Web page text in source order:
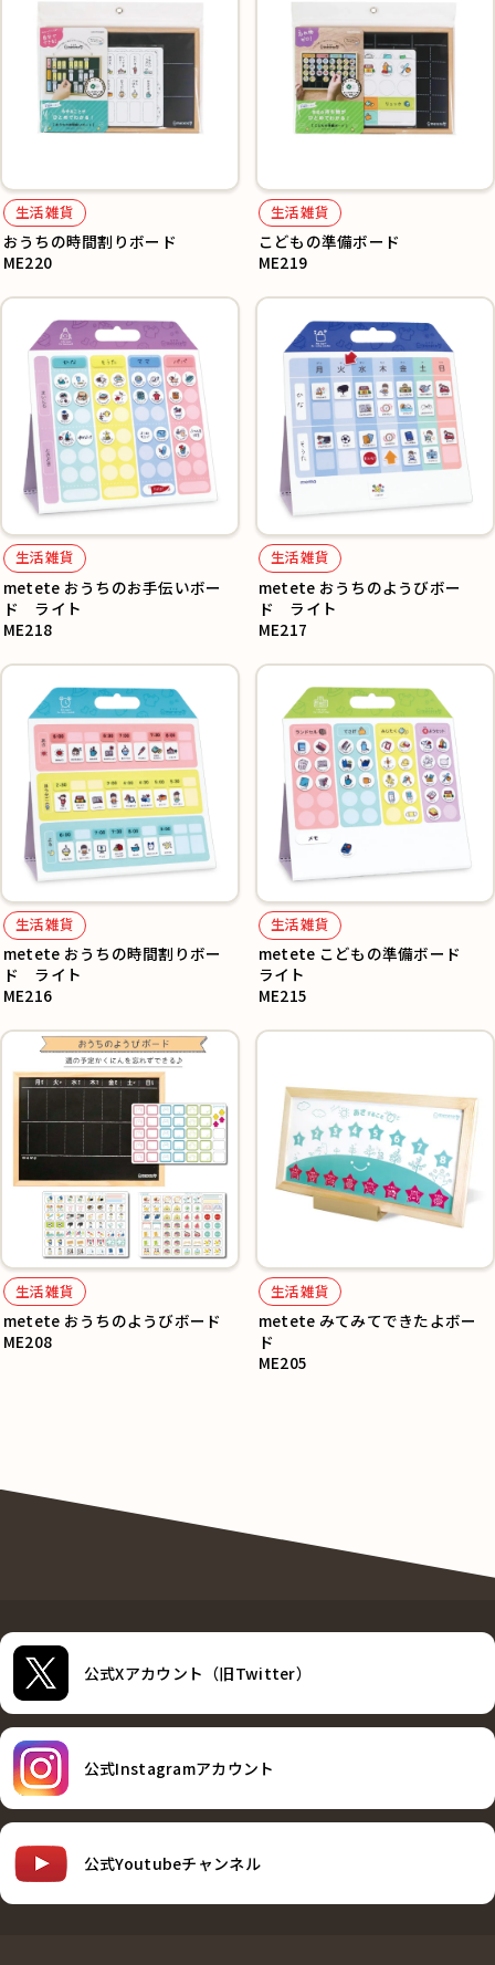
生活雑貨
おうちの時間割りボード
ME220
生活雑貨
こどもの準備ボード
ME219
生活雑貨
metete おうちのお手伝いボー
ド ライト
ME218
生活雑貨
metete おうちのようびボー
ド ライト
ME217
生活雑貨
metete おうちの時間割りボー
ド ライト
ME216
生活雑貨
metete こどもの準備ボード
ライト
ME215
生活雑貨
metete おうちのようびボード
ME208
生活雑貨
metete みてみてできたよボー
ド
ME205
公式Xアカウント（旧Twitter）
公式Instagramアカウント
公式Youtubeチャンネル